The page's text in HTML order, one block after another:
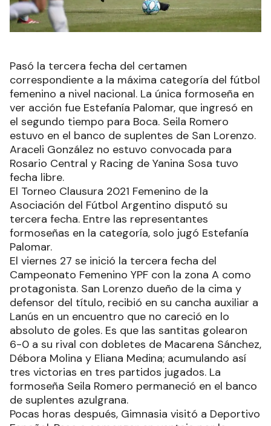
Pasó la tercera fecha del certamen
correspondiente a la máxima categoría del fútbol
femenino a nivel nacional. La única formoseña en
ver acción fue Estefanía Palomar, que ingresó en
el segundo tiempo para Boca. Seila Romero
estuvo en el banco de suplentes de San Lorenzo.
Araceli González no estuvo convocada para
Rosario Central y Racing de Yanina Sosa tuvo
fecha libre.
El Torneo Clausura 2021 Femenino de la
Asociación del Fútbol Argentino disputó su
tercera fecha. Entre las representantes
formoseñas en la categoría, solo jugó Estefanía
Palomar.
El viernes 27 se inició la tercera fecha del
Campeonato Femenino YPF con la zona A como
protagonista. San Lorenzo dueño de la cima y
defensor del título, recibió en su cancha auxiliar a
Lanús en un encuentro que no careció en lo
absoluto de goles. Es que las santitas golearon
6-0 a su rival con dobletes de Macarena Sánchez,
Débora Molina y Eliana Medina; acumulando así
tres victorias en tres partidos jugados. La
formoseña Seila Romero permaneció en el banco
de suplentes azulgrana.
Pocas horas después, Gimnasia visitó a Deportivo